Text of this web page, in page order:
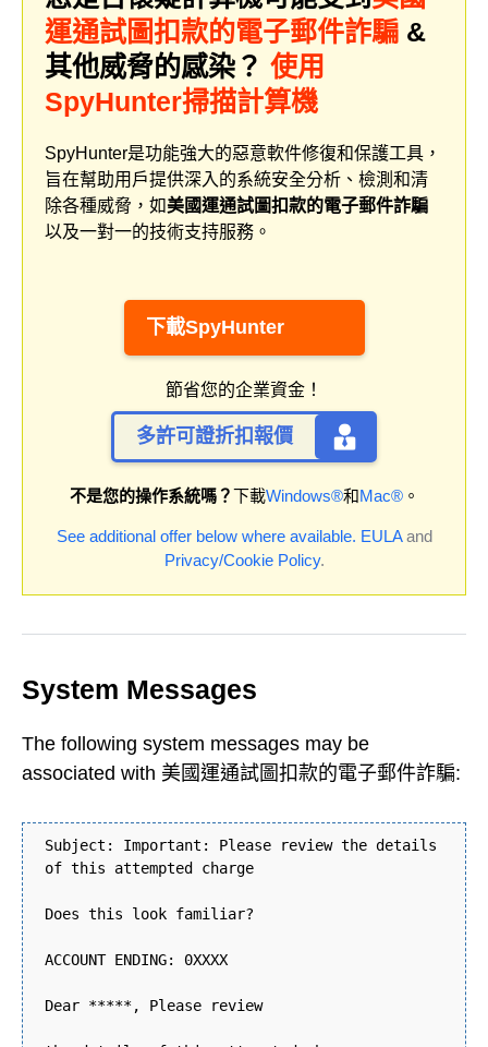
運通試圖扣款的電子郵件詐騙 &
其他威脅的感染？ 使用
SpyHunter掃描計算機
SpyHunter是功能強大的惡意軟件修復和保護工具，
旨在幫助用戶提供深入的系統安全分析、檢測和清
除各種威脅，如美國運通試圖扣款的電子郵件詐騙
以及一對一的技術支持服務。
下載SpyHunter
節省您的企業資金！
多許可證折扣報價
不是您的操作系統嗎？下載Windows®和Mac®。
See additional offer below where available. EULAand
Privacy/Cookie Policy.
System Messages
The following system messages may be
associated with 美國運通試圖扣款的電子郵件詐騙:
Subject: Important: Please review the details
of this attempted charge
Does this look familiar?
ACCOUNT ENDING: 0XXXX
Dear *****, Please review